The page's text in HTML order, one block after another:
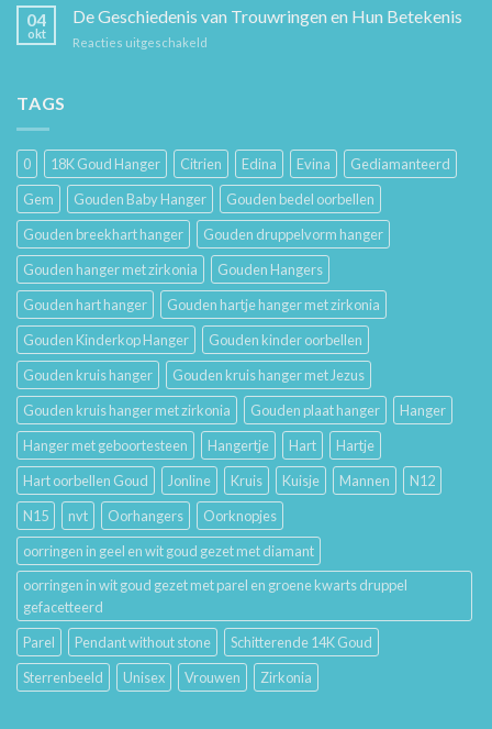
Hem
Verzorging:
Hoe
04
okt
De Geschiedenis van Trouwringen en Hun Betekenis
Reacties uitgeschakeld
Hun
Betekenis
TAGS
0 18K Goud Hanger Citrien Edina Evina
Gediamanteerd
Gem
Gouden Baby Hanger
Gouden bedel oorbellen
Gouden breekhart hanger
Gouden druppelvorm hanger
Gouden hanger met zirkonia
Gouden Hangers
Gouden hart hanger
Gouden hartje hanger met zirkonia
Gouden Kinderkop Hanger
Gouden kinder oorbellen
Gouden kruis hanger
Gouden kruis hanger met Jezus
Gouden kruis hanger met zirkonia
Gouden plaat hanger
Hanger
Hanger met geboortesteen
Hangertje Hart
Hartje
Hart oorbellen Goud
Jonline Kruis Kuisje Mannen
N12
N15
nvt Oorhangers
Oorknopjes
oorringen in geel en wit goud gezet met diamant
oorringen in wit goud gezet met parel en groene kwarts druppel
gefacetteerd
Parel
Pendant without stone
Schitterende 14K Goud
Sterrenbeeld
Unisex Vrouwen Zirkonia